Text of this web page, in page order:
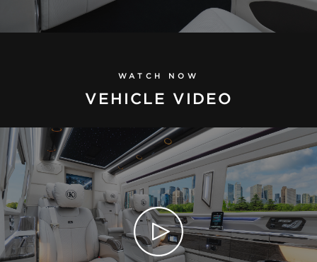
WATCH NOW
VEHICLE VIDEO